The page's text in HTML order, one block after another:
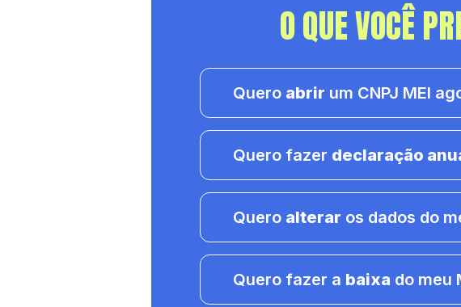
O QUE VOCÊ
Quero abrir um CNPJ MEI
Quero fazer declaração
Quero alterar os dados do
Quero fazer a baixa do meu